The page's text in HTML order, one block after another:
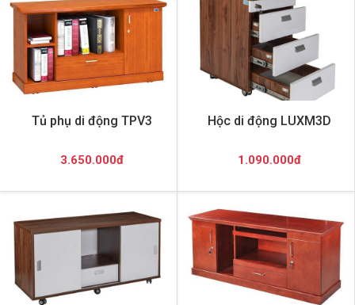
Tủ phụ di động TPV3
3.650.000đ
Hộc di động LUXM3D
1.090.000đ